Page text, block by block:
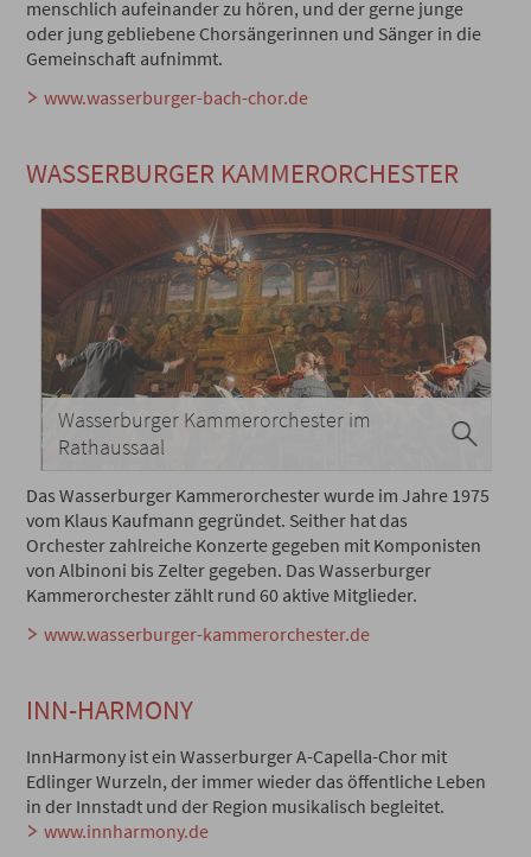
menschlich aufeinander zu hören, und der gerne junge
oder jung gebliebene Chorsängerinnen und Sänger in die
Gemeinschaft aufnimmt.
www.wasserburger-bach-chor.de
WASSERBURGER KAMMERORCHESTER
Wasserburger Kammerorchester im
Rathaussaal
Das Wasserburger Kammerorchester wurde im Jahre 1975
vom Klaus Kaufmann gegründet. Seither hat das
Orchester zahlreiche Konzerte gegeben mit Komponisten
von Albinoni bis Zelter gegeben. Das Wasserburger
Kammerorchester zählt rund 60 aktive Mitglieder.
www.wasserburger-kammerorchester.de
INN-HARMONY
InnHarmony ist ein Wasserburger A-Capella-Chor mit
Edlinger Wurzeln, der immer wieder das öffentliche Leben
in der Innstadt und der Region musikalisch begleitet.
www.innharmony.de